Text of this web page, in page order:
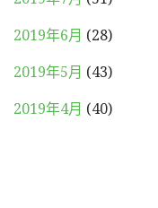
2019年6月 (28)
2019年5月 (43)
2019年4月 (40)